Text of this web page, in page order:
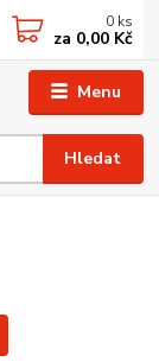
Menu
Hledat
0 ks
za 0,00 Kč